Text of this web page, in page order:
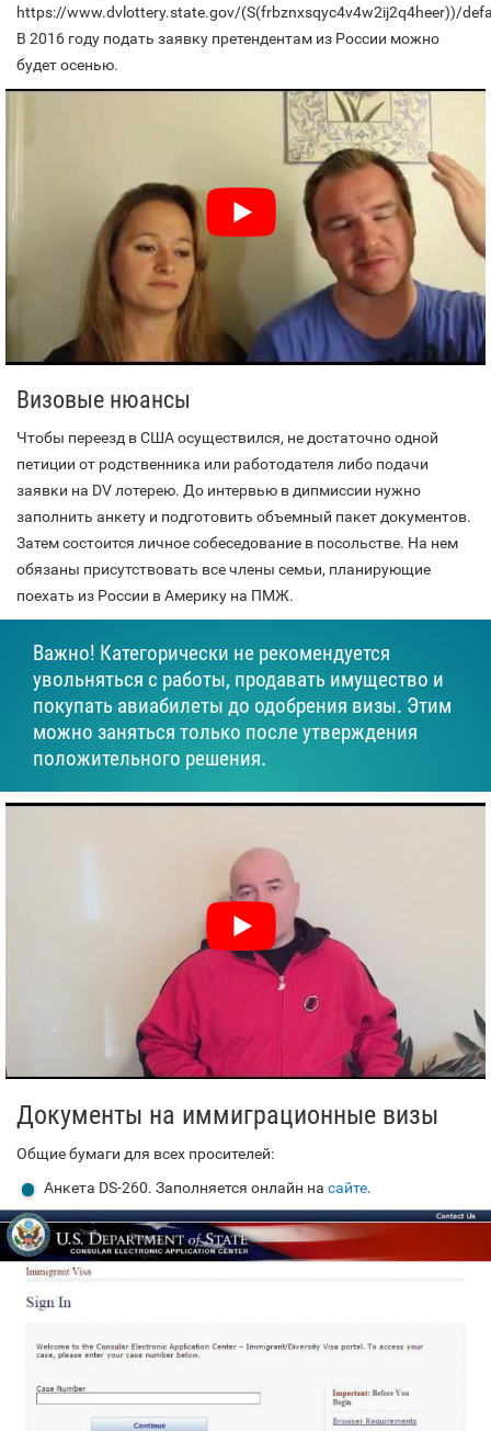
https://www.dvlottery.state.gov/(S(frbznxsqyc4v4w2ij2q4heer))/
В 2016 году подать заявку претендентам из России можно
будет осенью.
Визовые нюансы
Чтобы переезд в США осуществился, не достаточно одной
петиции от родственника или работодателя либо подачи
заявки на DV лотерею. До интервью в дипмиссии нужно
заполнить анкету и подготовить объемный пакет документов.
Затем состоится личное собеседование в посольстве. На нем
обязаны присутствовать все члены семьи, планирующие
поехать из России в Америку на ПМЖ.
Важно! Категорически не рекомендуется
увольняться с работы, продавать имущество и
покупать авиабилеты до одобрения визы. Этим
можно заняться только после утверждения
положительного решения.
Документы на иммиграционные визы
Общие бумаги для всех просителей:
Анкета DS-260. Заполняется онлайн на сайте.